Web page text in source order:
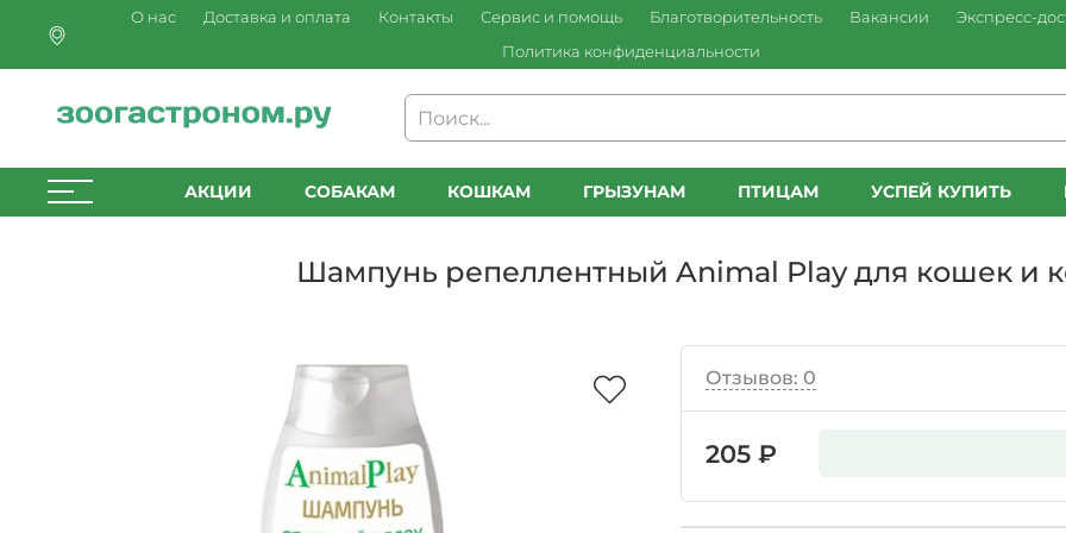
О нас Доставка и оплата Контакты Сервис и помощь Благотворительность Вакансии
Экспресс-
Политика конфиденциальности
АКЦИИ СОБАКАМ КОШКАМ ГРЫЗУНАМ ПТИЦАМ УСПЕЙ КУПИТЬ
Шампунь репеллентный Animal Play для кошек и
Отзывов: 0
205 ₽